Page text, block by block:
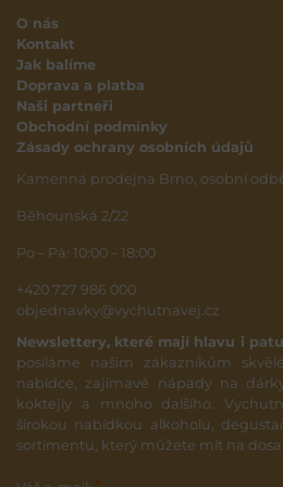
O nás
Kontakt
Jak balíme
Doprava a platba
Naši partneři
Obchodní podmínky
Zásady ochrany osobních údajů
Kamenná prodejna Brno, osobní
Běhounská 2/22
Po – Pá: 10:00 – 18:00
+420 727 986 000
objednavky@vychutnavej.cz
Newslettery, které mají hlavu i
posíláme našim zákazníkům
nabídce, zajímavé nápady na
koktejly a mnoho dalšího.
širokou nabídkou alkoholu,
sortimentu, který můžete mít na